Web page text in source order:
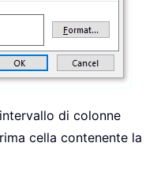
di colonne
cella contenente la